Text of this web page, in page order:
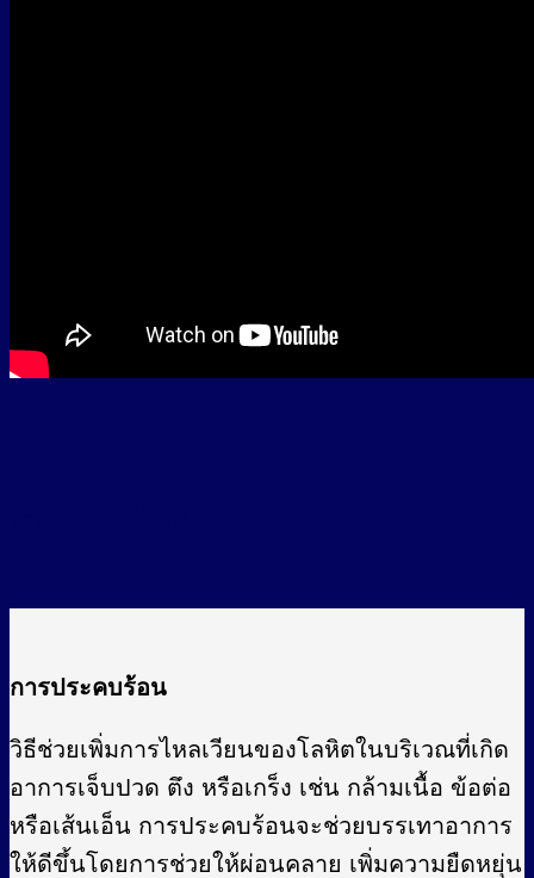
การประคบร้อน
วิธีช่วยเพิ่มการไหลเวียนของโลหิตในบริเวณที่เกิด
อาการเจ็บปวด ตึง หรือเกร็ง เช่น กล้ามเนื้อ ข้อต่อ
หรือเส้นเอ็น การประคบร้อนจะช่วยบรรเทาอาการ
ให้ดีขึ้นโดยการช่วยให้ผ่อนคลาย เพิ่มความยืดหยุ่น